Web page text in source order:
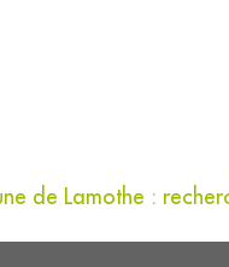
de Lamothe :